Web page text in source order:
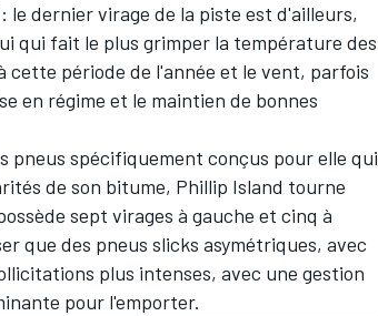
dernier virage de la piste est d'ailleurs,
qui fait le plus grimper la température des
cette période de l'année et le vent, parfois
en régime et le maintien de bonnes
pneus spécifiquement conçus pour elle qui
de son bitume, Phillip Island tourne
sept virages à gauche et cinq à
que des pneus slicks asymétriques, avec
plus intenses, avec une gestion
pour l'emporter.